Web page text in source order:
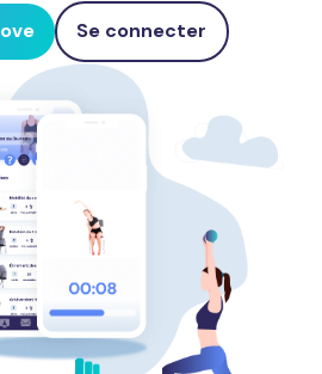
Se connecter